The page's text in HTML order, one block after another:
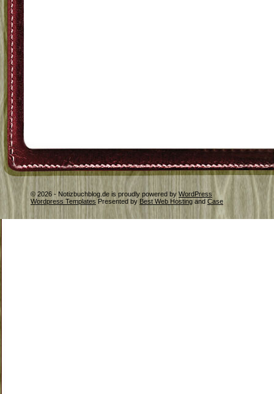
© 2026 - Notizbuchblog.de is proudly powered by WordPress
Wordpress Templates Presented by Best Web Hosting and Case